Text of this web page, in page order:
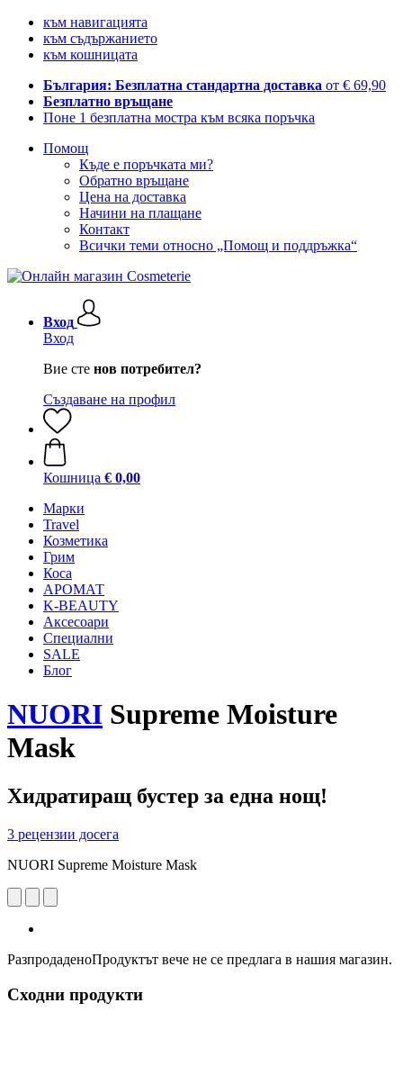
към навигацията
към съдържанието
към кошницата
България: Безплатна стандартна доставка от € 69,90
Безплатно връщане
Поне 1 безплатна мостра към всяка поръчка
Помощ
Къде е поръчката ми?
Обратно връщане
Цена на доставка
Начини на плащане
Контакт
Всички теми относно „Помощ и поддръжка“
Вход
Вход
Вие сте нов потребител?
Създаване на профил
Кошница € 0,00
Mарки
Travel
Козметика
Грим
Коса
АРОМАТ
K-BEAUTY
Аксесоари
Специални
SALE
Блог
NUORI Supreme Moisture
Mask
Хидратиращ бустер за една нощ!
3 рецензии досега
NUORI Supreme Moisture Mask
РазпродаденоПродуктът вече не се предлага в нашия магазин.
Сходни продукти